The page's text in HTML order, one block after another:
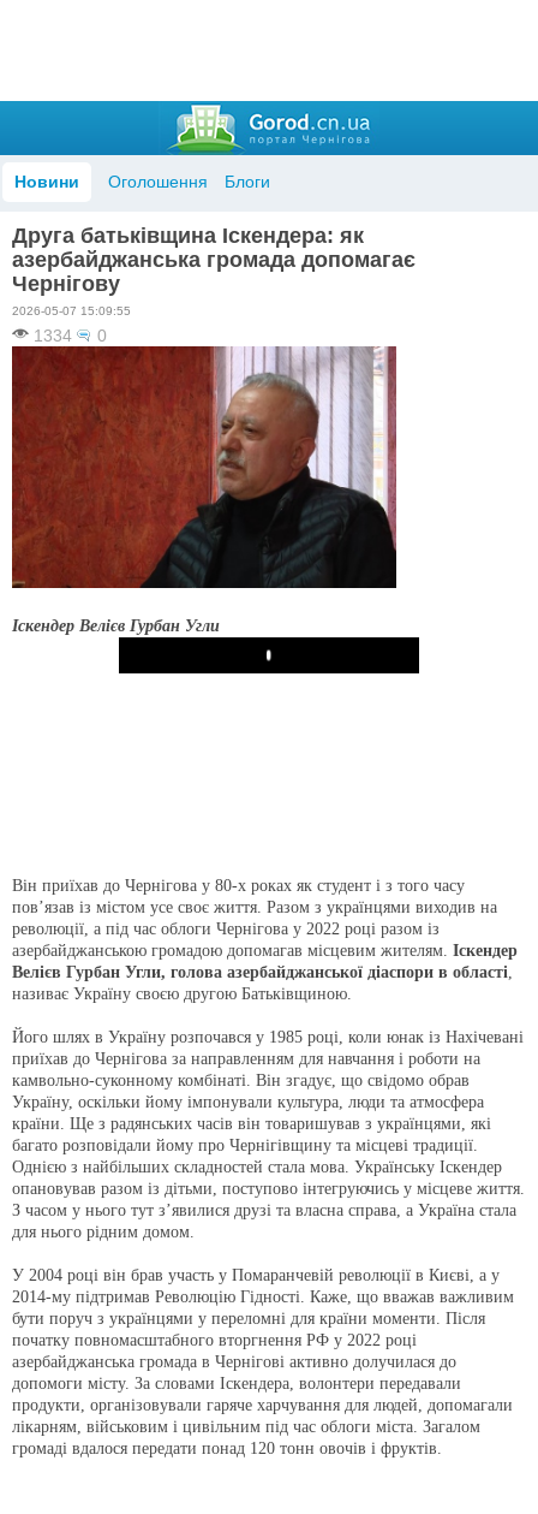
Новини Оголошення Блоги
Друга батьківщина Іскендера: як
азербайджанська громада допомагає
Чернігову
2026-05-07 15:09:55
1334 0
Іскендер Велієв Гурбан Угли
Play
Він приїхав до Чернігова у 80-х роках як студент і з того часу
пов’язав із містом усе своє життя. Разом з українцями виходив на
революції, а під час облоги Чернігова у 2022 році разом із
азербайджанською громадою допомагав місцевим жителям. Іскендер
Велієв Гурбан Угли, голова азербайджанської діаспори в області,
називає Україну своєю другою Батьківщиною.
Його шлях в Україну розпочався у 1985 році, коли юнак із Нахічевані
приїхав до Чернігова за направленням для навчання і роботи на
камвольно-суконному комбінаті. Він згадує, що свідомо обрав
Україну, оскільки йому імпонували культура, люди та атмосфера
країни. Ще з радянських часів він товаришував з українцями, які
багато розповідали йому про Чернігівщину та місцеві традиції.
Однією з найбільших складностей стала мова. Українську Іскендер
опановував разом із дітьми, поступово інтегруючись у місцеве життя.
З часом у нього тут з’явилися друзі та власна справа, а Україна стала
для нього рідним домом.
У 2004 році він брав участь у Помаранчевій революції в Києві, а у
2014-му підтримав Революцію Гідності. Каже, що вважав важливим
бути поруч з українцями у переломні для країни моменти. Після
початку повномасштабного вторгнення РФ у 2022 році
азербайджанська громада в Чернігові активно долучилася до
допомоги місту. За словами Іскендера, волонтери передавали
продукти, організовували гаряче харчування для людей, допомагали
лікарням, військовим і цивільним під час облоги міста. Загалом
громаді вдалося передати понад 120 тонн овочів і фруктів.